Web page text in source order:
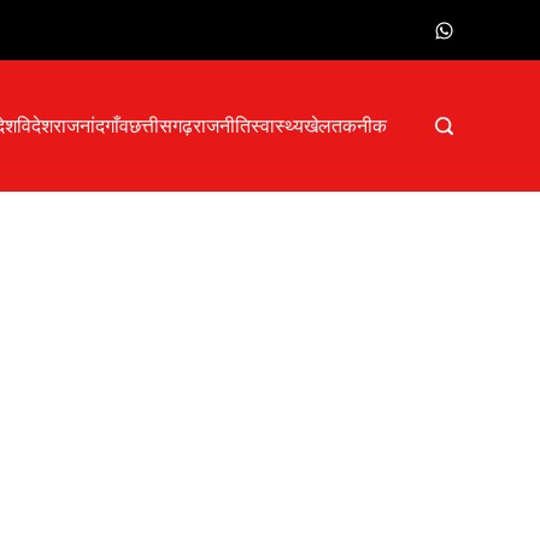
विदेशराजनांदगाँवछत्तीसगढ़राजनीतिस्वास्थ्यखेलतकनीक